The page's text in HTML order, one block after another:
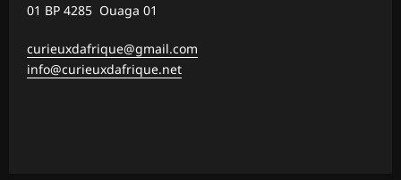
01 BP 4285 Ouaga 01
curieuxdafrique@gmail.com
info@curieuxdafrique.net